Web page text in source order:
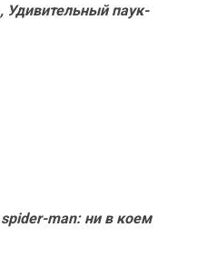
, Удивительный паук-
spider-man: ни в коем